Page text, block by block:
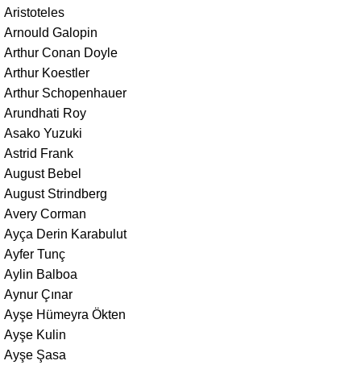
Aristoteles
Arnould Galopin
Arthur Conan Doyle
Arthur Koestler
Arthur Schopenhauer
Arundhati Roy
Asako Yuzuki
Astrid Frank
August Bebel
August Strindberg
Avery Corman
Ayça Derin Karabulut
Ayfer Tunç
Aylin Balboa
Aynur Çınar
Ayşe Hümeyra Ökten
Ayşe Kulin
Ayşe Şasa